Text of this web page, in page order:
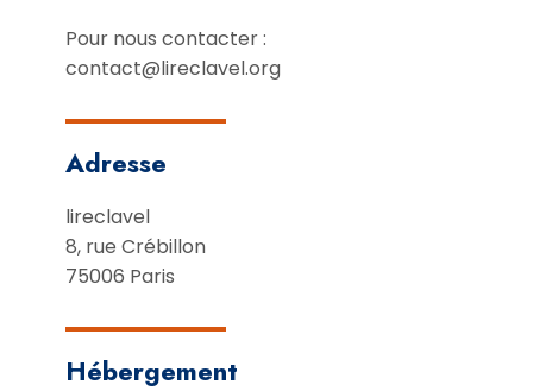
Pour nous contacter :
contact@lireclavel.org
Adresse
lireclavel
8, rue Crébillon
75006 Paris
Hébergement